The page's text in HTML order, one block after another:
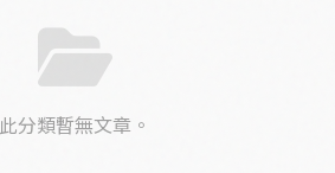
此分類暫無文章。